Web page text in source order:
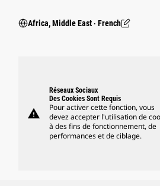
Africa, Middle East ‧ French
warning
Réseaux Sociaux
Des Cookies Sont Requis
Pour activer cette fonction, vous
devez accepter l'utilisation de
à des fins de fonctionnement, de
performances et de ciblage.